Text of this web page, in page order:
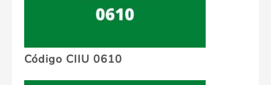
Código CIIU 0610